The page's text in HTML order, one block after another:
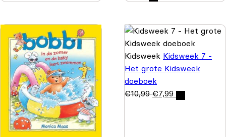
Kidsweek Kidsweek 7 -
Het grote Kidsweek
doeboek
€10,99 €7,99